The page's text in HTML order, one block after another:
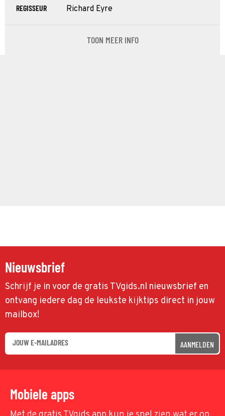
REGISSEUR Richard Eyre
TOON MEER INFO
Nieuwsbrief
Schrijf je in voor de gratis TVgids.nl nieuwsbrief en
ontvang iedere dag de leukste kijktips direct in jouw
mailbox!
AANMELDEN
Mobiele apps